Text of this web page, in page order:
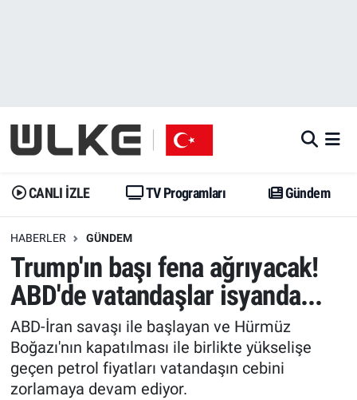
CANLI İZLE TV Programları Gündem
HABERLER GÜNDEM
Trump'ın başı fena ağrıyacak!
ABD'de vatandaşlar isyanda...
ABD-İran savaşı ile başlayan ve Hürmüz
Boğazı'nın kapatılması ile birlikte yükselişe
geçen petrol fiyatları vatandaşın cebini
zorlamaya devam ediyor.
Gündem
Dünya
Erişim Bilgileri
Ekonomi
Trend
Özel Haberler
Gündem
Trend
Erişim Bilgileri
Spor
Ekonomi
Dünya
İstanbul Namaz Vakitleri
Trafik Durumu
Erişim Bilgileri
Tüm Manşetler
Son Dakika Haberleri
Haber Arşivi